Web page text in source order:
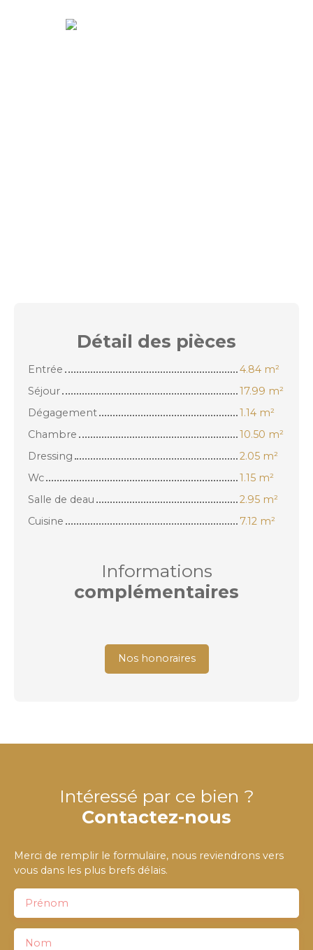
Détail des pièces
Entrée
4.84 m²
Séjour
17.99 m²
Dégagement
1.14 m²
Chambre
10.50 m²
Dressing
2.05 m²
Wc
1.15 m²
Salle de deau
2.95 m²
Cuisine
7.12 m²
Informations
complémentaires
Nos honoraires
Intéressé par ce bien ?
Contactez-nous
Merci de remplir le formulaire, nous reviendrons vers
vous dans les plus brefs délais.
Prénom
Nom